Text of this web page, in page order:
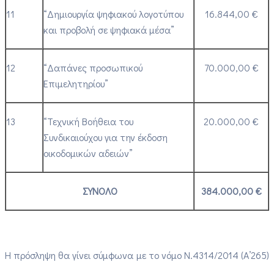
11
“Δημιουργία ψηφιακού λογοτύπου
και προβολή σε ψηφιακά μέσα”
16.844,00 €
12
“Δαπάνες προσωπικού
Επιμελητηρίου”
70.000,00 €
13
“Τεχνική Βοήθεια του
Συνδικαιούχου για την έκδοση
οικοδομικών αδειών”
20.000,00 €
ΣΥΝΟΛΟ 384.000,00 €
Η πρόσληψη θα γίνει σύμφωνα με το νόμο Ν.4314/2014 (Α’265)